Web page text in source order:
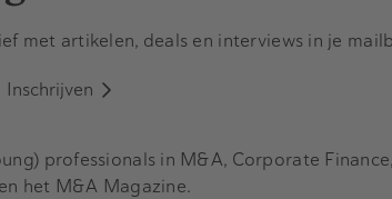
met artikelen, deals en interviews in je
Inschrijven
professionals in M&A, Corporate
het M&A Magazine.